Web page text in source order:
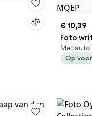
€ 10,39
Foto
MQEP
Met
Op